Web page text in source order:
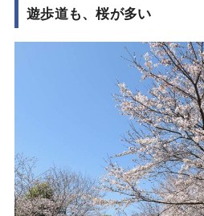
遊歩道も、桜が多い